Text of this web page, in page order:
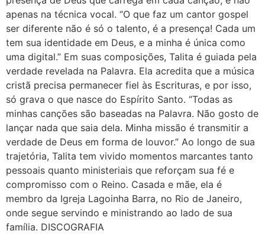
apenas na técnica vocal. “O que faz um cantor gospel
ser diferente não é só o talento, é a presença! Cada um
tem sua identidade em Deus, e a minha é única como
uma digital.” Em suas composições, Talita é guiada pela
verdade revelada na Palavra. Ela acredita que a música
cristã precisa permanecer fiel às Escrituras, e por isso,
só grava o que nasce do Espírito Santo. “Todas as
minhas canções são baseadas na Palavra. Não gosto de
lançar nada que saia dela. Minha missão é transmitir a
verdade de Deus em forma de louvor.” Ao longo de sua
trajetória, Talita tem vivido momentos marcantes tanto
pessoais quanto ministeriais que reforçam sua fé e
compromisso com o Reino. Casada e mãe, ela é
membro da Igreja Lagoinha Barra, no Rio de Janeiro,
onde segue servindo e ministrando ao lado de sua
família. DISCOGRAFIA